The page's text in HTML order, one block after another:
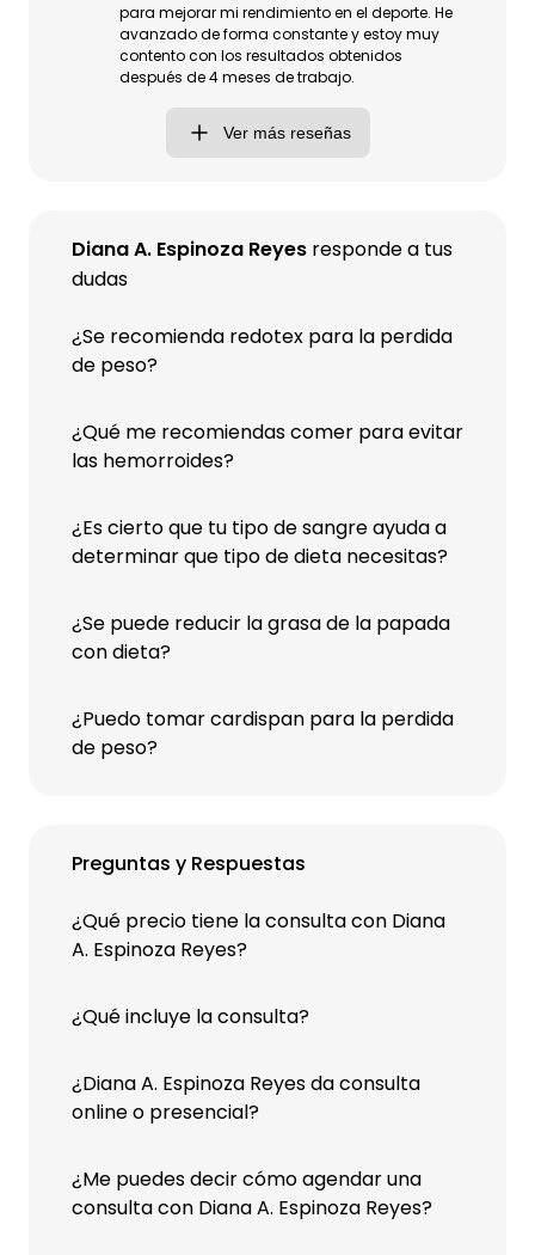
Diana A. Espinoza Reyes responde a tus
dudas
¿Se recomienda redotex para la perdida
de peso?
¿Qué me recomiendas comer para evitar
las hemorroides?
¿Es cierto que tu tipo de sangre ayuda a
determinar que tipo de dieta necesitas?
¿Se puede reducir la grasa de la papada
con dieta?
¿Puedo tomar cardispan para la perdida
de peso?
Preguntas y Respuestas
¿Qué precio tiene la consulta con Diana
A. Espinoza Reyes?
¿Qué incluye la consulta?
¿Diana A. Espinoza Reyes da consulta
online o presencial?
¿Me puedes decir cómo agendar una
consulta con Diana A. Espinoza Reyes?
para mejorar mi rendimiento en el deporte. He
avanzado de forma constante y estoy muy
contento con los resultados obtenidos
después de 4 meses de trabajo.
Ver más reseñas